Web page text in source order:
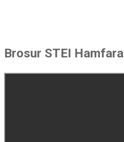
Brosur STEI Hamfara